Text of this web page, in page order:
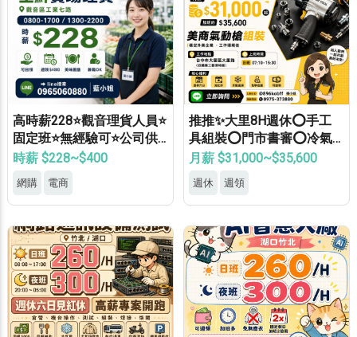
高時薪228⭐觀音理貨人員⭐
固定班⭐無經驗可⭐公司供
餐⭐錄取率高
時薪 $228~$400
網購 電商
推推✨大里8H週休⭕手工
具組裝⭕門市書審⭕冷氣
廠⭕可週領⭕見紅休✅
月薪 $31,000~$35,600
週休 週領